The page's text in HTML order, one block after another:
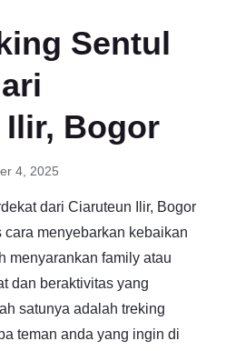
Sentul
Bogor
4, 2025
dari Ciaruteun Ilir, Bogor
cara menyebarkan kebaikan
menyarankan family atau
dan beraktivitas yang
satunya adalah treking
teman anda yang ingin di